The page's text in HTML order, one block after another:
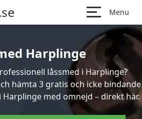
Menu
Harplinge
låssmed i Harplinge?
hämta 3 gratis och icke bindande
med omnejd – direkt här.